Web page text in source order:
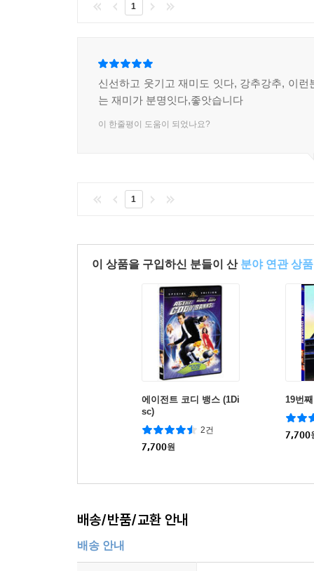
1
신선하고 웃기고 재미도 잇다, 강추강추, 이런
는 재미가 분명잇다,좋앗습니다
이 한줄평이 도움이 되었나요?
1
이 상품을 구입하신 분들이 산 분야 연관 상품
에이전트 코디 뱅스 (1Di
sc)
2건
7,700원
19번
7,700
배송/반품/교환 안내
배송 안내